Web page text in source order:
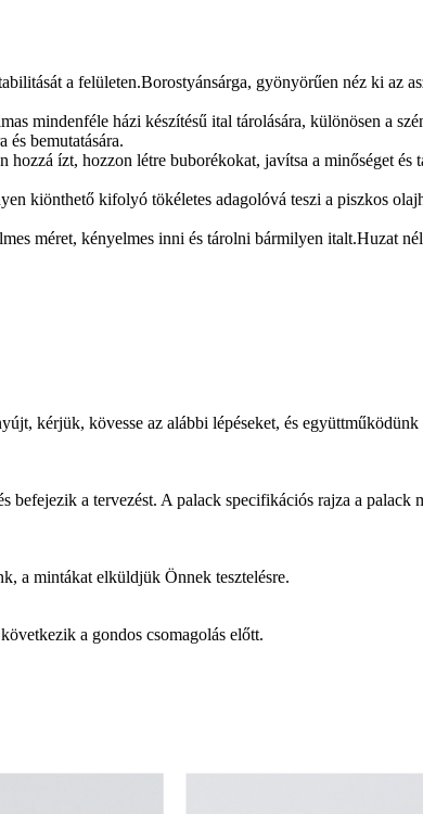
a felületen.Borostyánsárga, gyönyörűen néz ki az
mindenféle házi készítésű ital tárolására, különösen a
bemutatására.
ízt, hozzon létre buborékokat, javítsa a minőséget és
kiönthető kifolyó tökéletes adagolóvá teszi a piszkos
méret, kényelmes inni és tárolni bármilyen italt.Huzat
kérjük, kövesse az alábbi lépéseket, és
a tervezést. A palack specifikációs rajza a palack
a mintákat elküldjük Önnek tesztelésre.
a gondos csomagolás előtt.